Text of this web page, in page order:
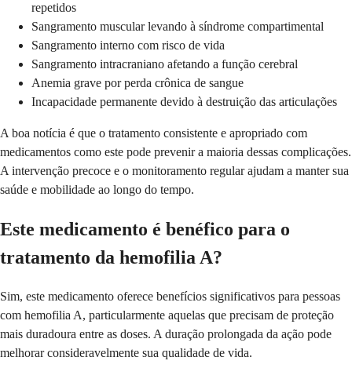
repetidos
Sangramento muscular levando à síndrome compartimental
Sangramento interno com risco de vida
Sangramento intracraniano afetando a função cerebral
Anemia grave por perda crônica de sangue
Incapacidade permanente devido à destruição das articulações
A boa notícia é que o tratamento consistente e apropriado com
medicamentos como este pode prevenir a maioria dessas complicações.
A intervenção precoce e o monitoramento regular ajudam a manter sua
saúde e mobilidade ao longo do tempo.
Este medicamento é benéfico para o
tratamento da hemofilia A?
Sim, este medicamento oferece benefícios significativos para pessoas
com hemofilia A, particularmente aquelas que precisam de proteção
mais duradoura entre as doses. A duração prolongada da ação pode
melhorar consideravelmente sua qualidade de vida.